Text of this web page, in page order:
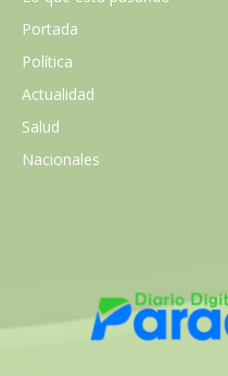
Portada
Política
Actualidad
Salud
Nacionales